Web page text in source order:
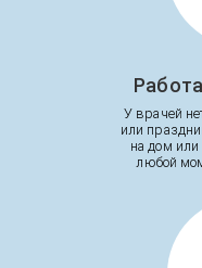
У врачей
или
на дом
любой